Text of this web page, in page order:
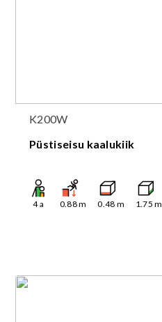
K200W
Püstiseisu kaalukiik
4a 0.88m 0.48 m 1.75 m